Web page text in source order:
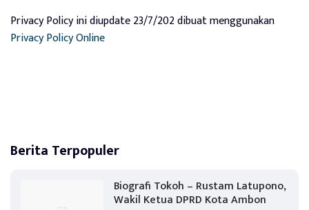
Privacy Policy ini diupdate 23/7/202 dibuat menggunakan
Privacy Policy Online
Berita Terpopuler
Biografi Tokoh – Rustam Latupono,
Wakil Ketua DPRD Kota Ambon